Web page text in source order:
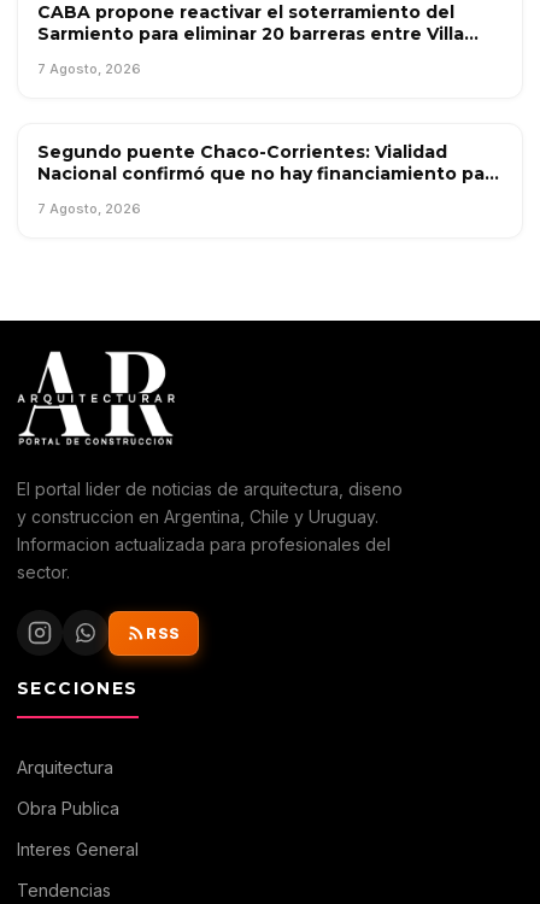
OBRA PÚBLICA
CABA propone reactivar el soterramiento del
Sarmiento para eliminar 20 barreras entre Villa
7 Agosto, 2026
OBRA PÚBLICA
Segundo puente Chaco-Corrientes: Vialidad
Nacional confirmó que no hay financiamiento para
7 Agosto, 2026
El portal lider de noticias de arquitectura, diseno
y construccion en Argentina, Chile y Uruguay.
Informacion actualizada para profesionales del
sector.
RSS
SECCIONES
Arquitectura
Obra Publica
Interes General
Tendencias